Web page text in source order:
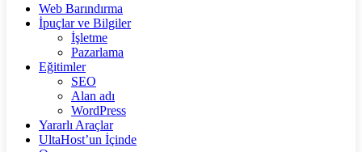
Web Barındırma
İpuçlar ve Bilgiler
İşletme
Pazarlama
Eğitimler
SEO
Alan adı
WordPress
Yararlı Araçlar
UltaHost’un İçinde